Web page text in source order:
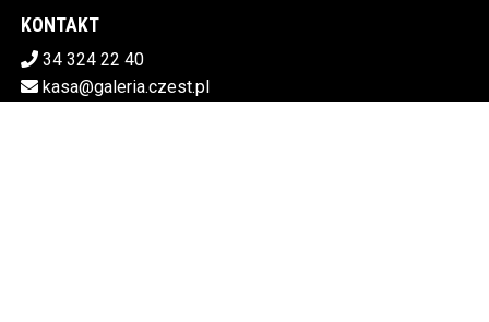
KONTAKT
34 324 22 40
kasa@galeria.czest.pl